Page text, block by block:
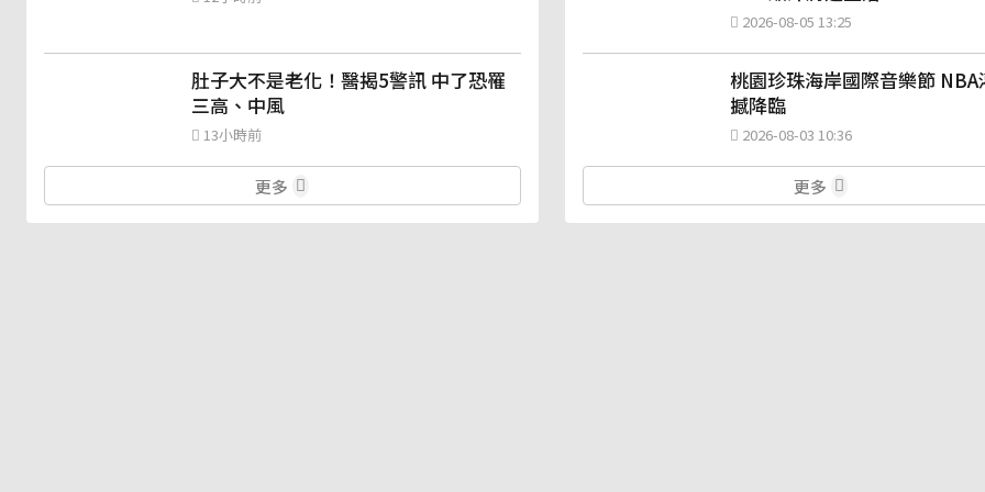
肚子大不是老化！醫揭5警訊 中了恐罹
三高、中風
13小時前
更多
2026-08-05 13:25
桃園珍珠海岸國際音樂節 NBA
撼降臨
2026-08-03 10:36
更多